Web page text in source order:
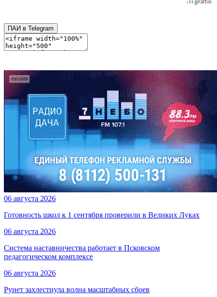
ПАИ в Telegram
06 августа 2026
Готовность школ к 1 сентября проверили в Великих Луках
06 августа 2026
Система наставничества работает в Псковском
педагогическом комплексе
06 августа 2026
Рунет захлестнула волна масштабных сбоев